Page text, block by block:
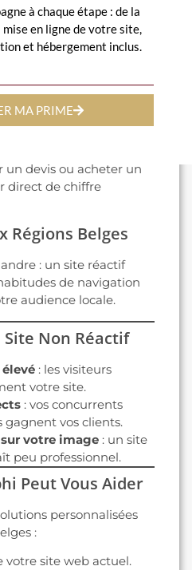
sur
mobiles dans ses
améliore donc vos
en Belgique.
Conversions
devis ou acheter un
direct de chiffre
Régions Belges
: un site réactif
de navigation
audience locale.
Site Non Réactif
: les visiteurs
votre site.
: vos concurrents
vos clients.
votre image : un site
peu professionnel.
Peut Vous Aider
personnalisées
:
votre site web actuel.
à chaque étape : de la
en ligne de votre site,
et hébergement inclus.
MA PRIME